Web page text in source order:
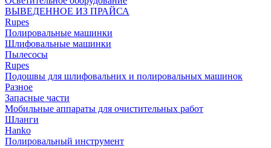
ВЫВЕДЕННОЕ ИЗ ПРАЙСА
Rupes
Полировальные машинки
Шлифовальные машинки
Пылесосы
Rupes
Подошвы для шлифовальних и полировальных машинок
Разное
Запасные части
Мобильные аппараты для очистительных работ
Шланги
Hanko
Полировальный инструмент